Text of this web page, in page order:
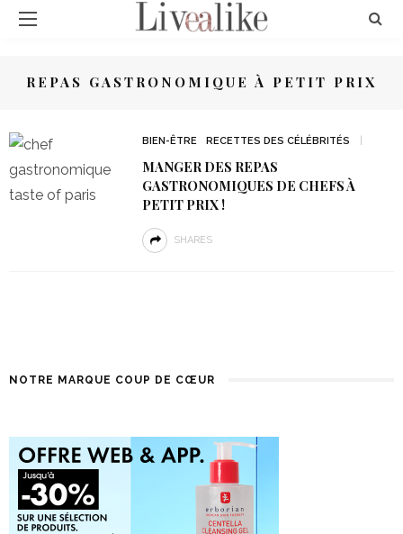
REPAS GASTRONOMIQUE À PETIT PRIX
BIEN-ÊTRE RECETTES DES CÉLÉBRITÉS
MANGER DES REPAS
GASTRONOMIQUES DE CHEFS À
PETIT PRIX !
SHARES
NOTRE MARQUE COUP DE CŒUR